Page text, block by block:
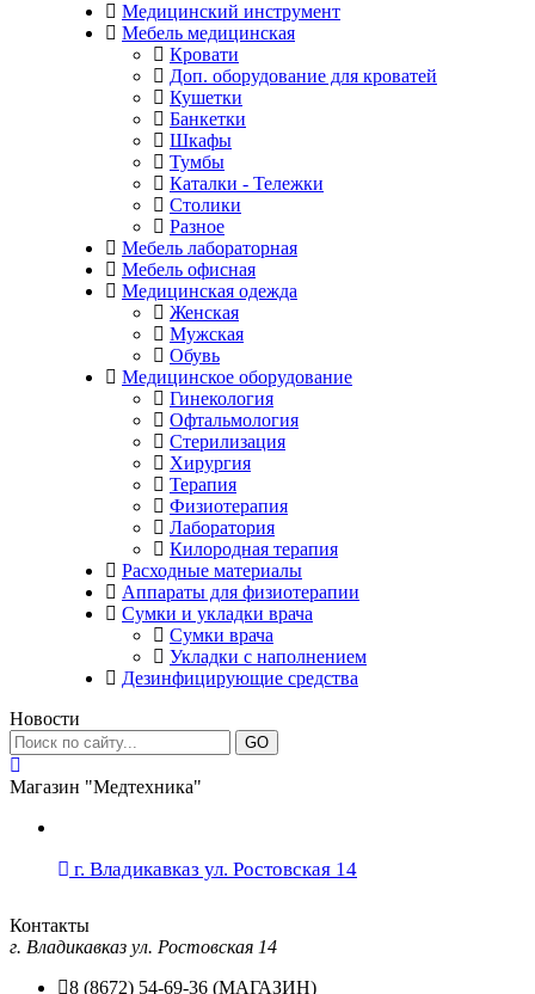
Медицинский инструмент
Мебель медицинская
Кровати
Доп. оборудование для кроватей
Кушетки
Банкетки
Шкафы
Тумбы
Каталки - Тележки
Столики
Разное
Мебель лабораторная
Мебель офисная
Медицинская одежда
Женская
Мужская
Обувь
Медицинское оборудование
Гинекология
Офтальмология
Стерилизация
Хирургия
Терапия
Физиотерапия
Лаборатория
Килородная терапия
Расходные материалы
Аппараты для физиотерапии
Сумки и укладки врача
Сумки врача
Укладки с наполнением
Дезинфицирующие средства
Новости
GO
Магазин "Медтехника"
г. Владикавказ ул. Ростовская 14
Контакты
г. Владикавказ ул. Ростовская 14
8 (8672) 54-69-36 (МАГАЗИН)